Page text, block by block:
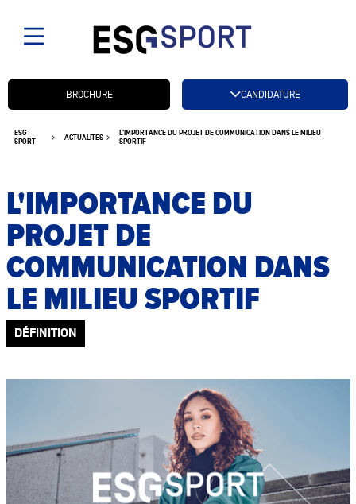
ESG
SPORT
ACTUALITÉS
L'IMPORTANCE DU PROJET DE COMMUNICATION DANS LE MILIEU
SPORTIF
L'IMPORTANCE DU
PROJET DE
COMMUNICATION DANS
LE MILIEU SPORTIF
DÉFINITION
CANDIDATURE
Candidatez btnBROCHURE